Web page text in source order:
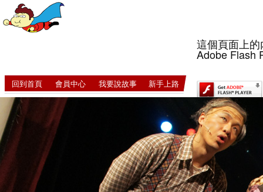
這個頁面上
Adobe Flash
回到首頁 會員中心 我要說故事 新手上路